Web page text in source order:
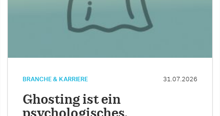
BRANCHE & KARRIERE 31.07.2026
Ghosting ist ein